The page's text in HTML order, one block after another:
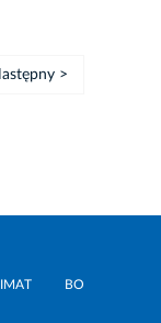
>
BO